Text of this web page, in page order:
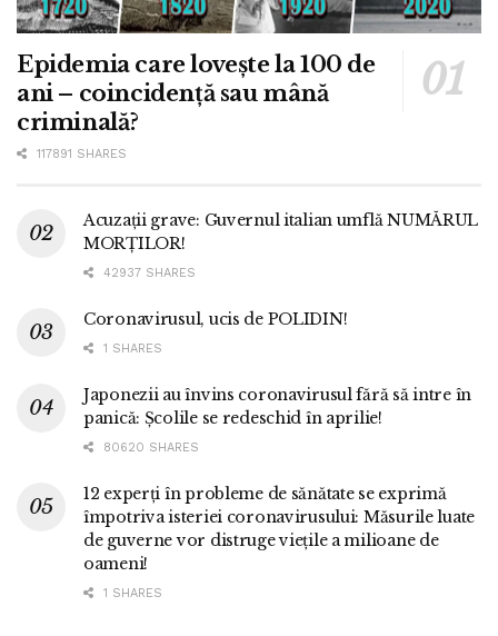
Epidemia care lovește la 100 de
ani – coincidență sau mână
criminală?
117891 SHARES
Acuzații grave: Guvernul italian umflă NUMĂRUL
MORȚILOR!
42937 SHARES
Coronavirusul, ucis de POLIDIN!
1 SHARES
Japonezii au învins coronavirusul fără să intre în
panică: Școlile se redeschid în aprilie!
80620 SHARES
12 experți în probleme de sănătate se exprimă
împotriva isteriei coronavirusului: Măsurile luate
de guverne vor distruge viețile a milioane de
oameni!
1 SHARES